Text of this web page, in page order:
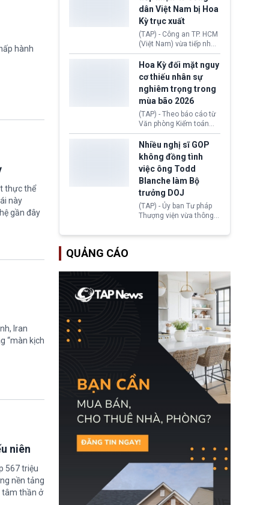
hành
thực thể
này
gần đây
Iran
“màn kịch
niên
567 triệu
nền tảng
tâm thần ở
Học bổng Chevening
2027/28 của Chính phủ
Anh vừa mở cổng ứng
tuyển dành riêng ứng
viên Việt Nam, hỗ trợ
toàn bộ chi phí học tập
cùng nhiều quyền lợi
trong suốt một năm
học.
dân Việt Nam bị Hoa
Kỳ trục xuất
(TAP) - Công an TP. HCM
(Việt Nam) vừa tiếp nhận
47 công dân Việt Nam bị
Hoa Kỳ trục xuất về
nước. Đây là đợt có số
lượng lớn nhất từ đầu
năm 2026 đến nay, phản
ánh xu hướng gia tăng
các trường hợp trục
xuất.
Hoa Kỳ đối mặt nguy
cơ thiếu nhân sự
nghiêm trọng trong
mùa bão 2026
(TAP) - Theo báo cáo từ
Văn phòng Kiểm toán
Chính phủ (GAO), Cơ
quan Quản lý Khẩn cấp
Liên bang (FEMA) thuộc
Bộ An ninh Nội địa Hoa
Kỳ (DHS) đang đối mặt
nguy cơ thiếu hụt lực
lượng trầm trọng. Điều
này cần được đặc biệt
chú ý bởi nếu các siêu
bão đổ bộ Hoa Kỳ ở nửa
quốc gia quá tải.
Nhiều nghị sĩ GOP
không đồng tình
việc ông Todd
Blanche làm Bộ
trưởng DOJ
(TAP) - Ủy ban Tư pháp
Thượng viện vừa thông
Blanche làm Bộ trưởng
trưởng. Mặc dù vậy,
nhiều chính trị gia đảng
Cộng hoà (GOP) vẫn tỏ
ra hoài nghi, thậm chí
tuyên bố sẽ lên tiếng
phản đối khi đề cử này
được đưa ra toàn thể bỏ
QUẢNG CÁO